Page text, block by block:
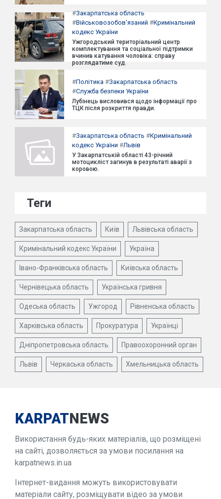
#Закарпатська область
#Військовозобов'язаний #Кримінальний
кодекс України
Ужгородський територіальний центр
комплектування та соціальної підтримки
вчинив катування чоловіка: справу
розглядатиме суд.
#Політика #Закарпатська область
#Служба безпеки України
Лубінець висловився щодо інформації про
ТЦК після розкриття правди.
#Закарпатська область #Кримінальний
кодекс України #Львів
У Закарпатській області 43-річний
мотоцикліст загинув в результаті аварії з
коровою.
Теги
Закарпатська область Київ Львівська область
Кримінальний кодекс України Україна
Івано-Франківська область Київська область
Чернівецька область Українська гривня
Одеська область Ужгород Рівненська область
Харківська область Прокуратура Українці
Дніпропетровська область Правоохоронний орган
Львів Черкаська область Хмельницька область
KARPATNEWS
Використання будь-яких матеріалів, що розміщені
на сайті, дозволяється за умови посилання на
karpatnews.in.ua
Інтернет-видання можуть використовувати
матеріали сайту, розміщувати відео за умови